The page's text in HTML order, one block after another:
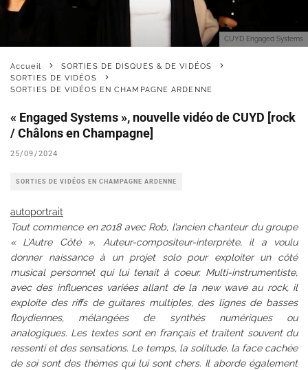
CUYD Engaged Systems
Accueil
SORTIES DE DISQUES & DE VIDÉOS
SORTIES DE VIDÉOS
SORTIES DE VIDÉOS EN CHAMPAGNE ARDENNE
« Engaged Systems », nouvelle vidéo de CUYD [rock
/ Châlons en Champagne]
25/09/2024
SORTIES DE VIDÉOS EN CHAMPAGNE ARDENNE
autoportrait
Tout commence en 2018 avec Rob, l’ancien chanteur du groupe
« L’Autre Côté ». Auteur-compositeur-interprète, il a voulu
donner naissance à un projet solo pour exploiter un côté
musical personnel qui lui tenait à coeur. Multi-instrumentiste,
avec des influences variées allant de la new wave au rock, il
exploite des riffs de guitares multiples, des lignes de basses
floydiennes, mélangées de synthés numériques ou
analogiques. Les textes sont en français et traitent souvent du
ressenti et des sensations. Le temps, la solitude, la face cachée
de soi sont des thèmes qui lui sont chers. Il aborde également